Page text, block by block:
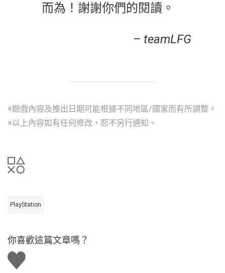
而為！謝謝你們的閱讀。
– teamLFG
※遊戲內容及推出日期可能根據不同地區/國家而有所調整。
※以上內容如有任何修改，恕不另行通知。
PlayStation
你喜歡這篇文章嗎？
讚